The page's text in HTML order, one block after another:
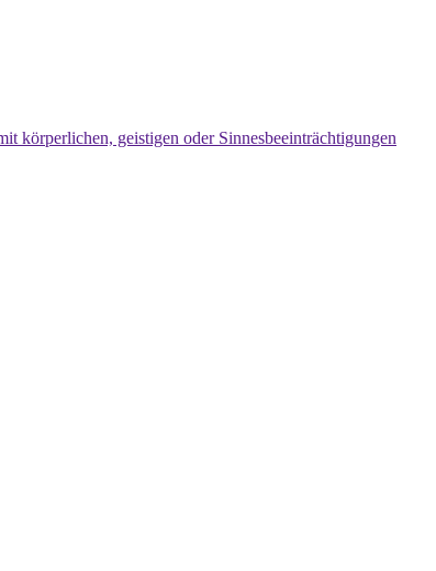
körperlichen, geistigen oder Sinnesbeeinträchtigungen